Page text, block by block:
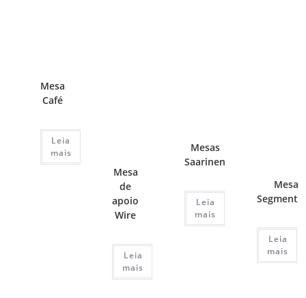
Mesa
Café
Leia
mais
Mesa
de
apoio
Wire
Leia
mais
Mesas
Saarinen
Leia
mais
Mesas
Leia
mais